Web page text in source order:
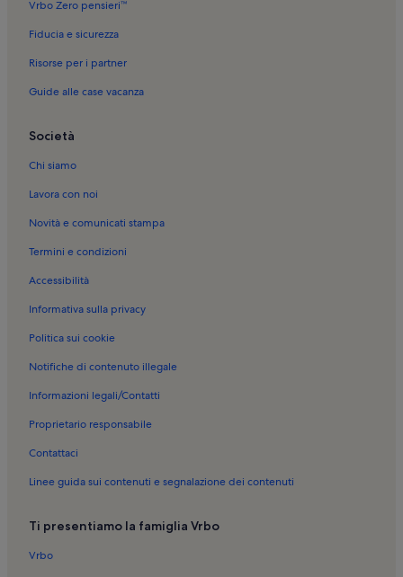
Ponte Vecchio: case vacanza
Piazza Santa Maria Novella: case vacanza
Palazzo Pucci: case vacanza
Via Faenza: case vacanza
Giardino Torrigiani: case vacanza
Piazza della Signoria: case vacanza
Palazzo Antinori: case vacanza
Museo dell'Opera del Duomo: case vacanza
Badia Fiorentina: case vacanza
Vrbo Zero pensieri™
Fiducia e sicurezza
Risorse per i partner
Guide alle case vacanza
Società
Chi siamo
Lavora con noi
Novità e comunicati stampa
Termini e condizioni
Accessibilità
Informativa sulla privacy
Politica sui cookie
Notifiche di contenuto illegale
Informazioni legali/Contatti
Proprietario responsabile
Contattaci
Linee guida sui contenuti e segnalazione dei contenuti
Ti presentiamo la famiglia Vrbo
Vrbo